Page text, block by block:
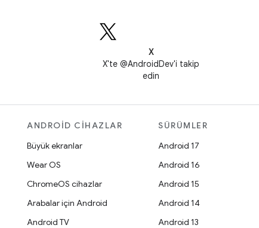
X
X'te @AndroidDev'i takip
edin
ANDROID CIHAZLAR
Büyük ekranlar
Wear OS
ChromeOS cihazlar
Arabalar için Android
Android TV
SÜRÜMLER
Android 17
Android 16
Android 15
Android 14
Android 13